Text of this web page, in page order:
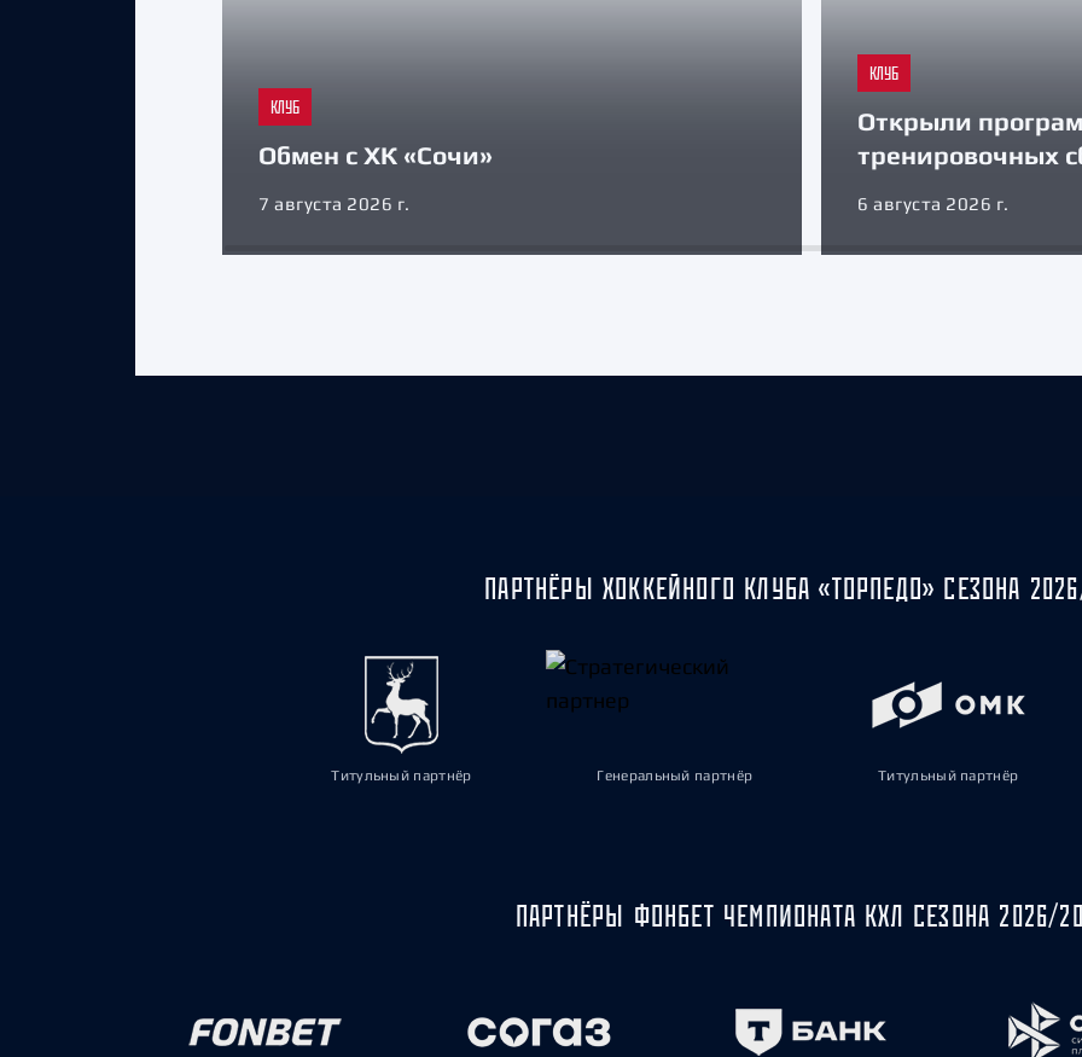
КЛУБ
Обмен с ХК «Сочи»
7 августа 2026 г.
КЛУБ
Открыли
тренировочных
6 августа 2026 г.
ПАРТНЁРЫ ХОККЕЙНОГО КЛУБА «ТОРПЕДО» СЕЗОНА
Титульный партнёр Генеральный партнёр Титульный партнёр
ПАРТНЁРЫ ФОНБЕТ ЧЕМПИОНАТА КХЛ СЕЗОНА 2026/